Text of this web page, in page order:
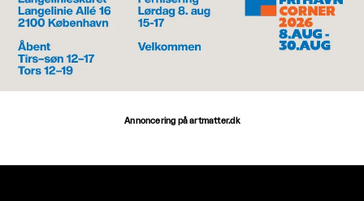
Annoncering på artmatter.dk